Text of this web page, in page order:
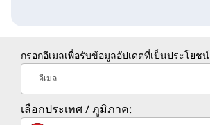
กรอกอีเมลเพื่อรับข้อมูลอัปเดตที่เป็นประโยชน์
อีเมล
เลือกประเทศ / ภูมิภาค: